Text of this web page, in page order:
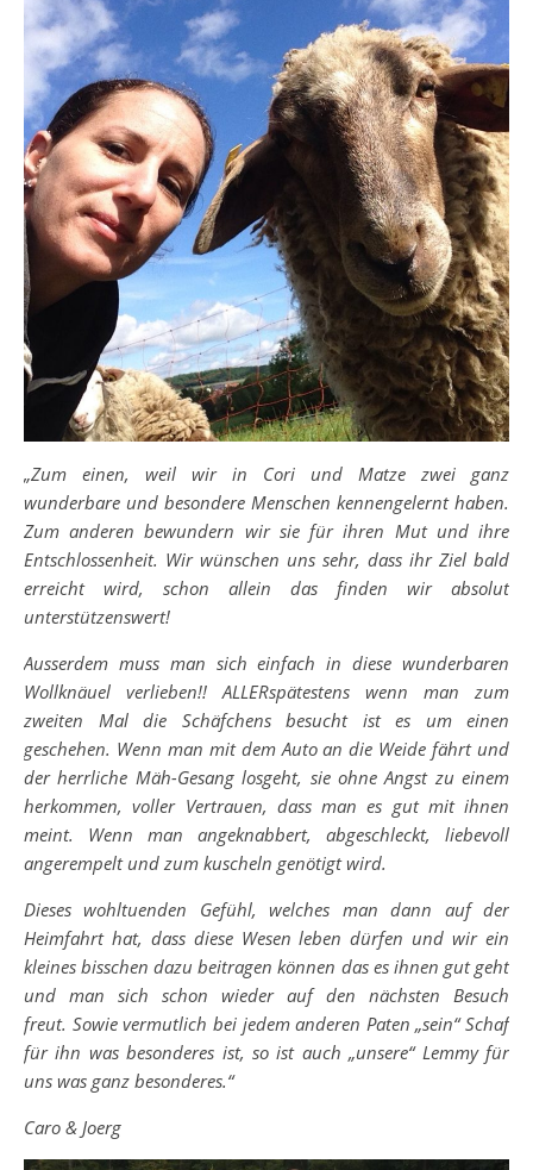
„Zum einen, weil wir in Cori und Matze zwei ganz
wunderbare und besondere Menschen kennengelernt haben.
Zum anderen bewundern wir sie für ihren Mut und ihre
Entschlossenheit. Wir wünschen uns sehr, dass ihr Ziel bald
erreicht wird, schon allein das finden wir absolut
unterstützenswert!
Ausserdem muss man sich einfach in diese wunderbaren
Wollknäuel verlieben!! ALLERspätestens wenn man zum
zweiten Mal die Schäfchens besucht ist es um einen
geschehen. Wenn man mit dem Auto an die Weide fährt und
der herrliche Mäh-Gesang losgeht, sie ohne Angst zu einem
herkommen, voller Vertrauen, dass man es gut mit ihnen
meint. Wenn man angeknabbert, abgeschleckt, liebevoll
angerempelt und zum kuscheln genötigt wird.
Dieses wohltuenden Gefühl, welches man dann auf der
Heimfahrt hat, dass diese Wesen leben dürfen und wir ein
kleines bisschen dazu beitragen können das es ihnen gut geht
und man sich schon wieder auf den nächsten Besuch
freut. Sowie vermutlich bei jedem anderen Paten „sein“ Schaf
für ihn was besonderes ist, so ist auch „unsere“ Lemmy für
uns was ganz besonderes.“
Caro & Joerg